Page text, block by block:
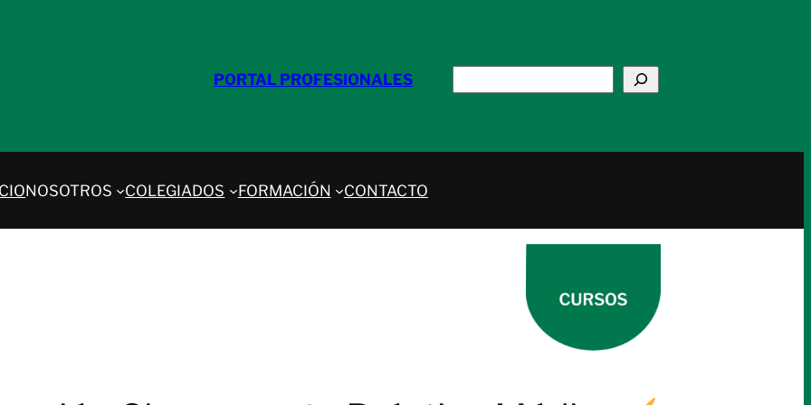
PORTAL PROFESIONALES
NOSOTROS COLEGIADOS FORMACIÓN CONTACTO